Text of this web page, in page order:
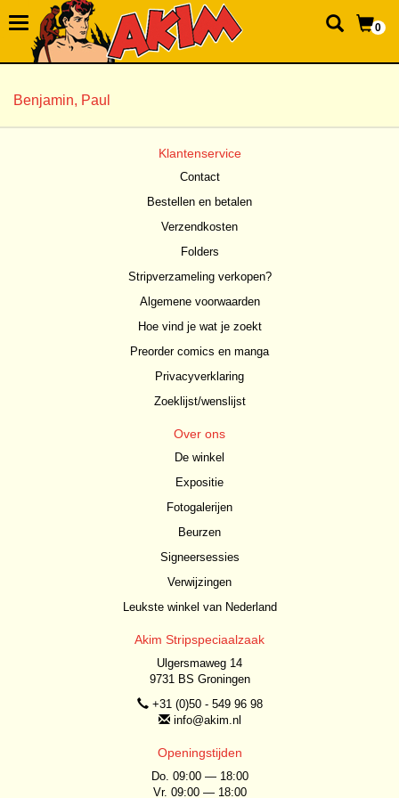
0
Benjamin, Paul
Klantenservice
Contact
Bestellen en betalen
Verzendkosten
Folders
Stripverzameling verkopen?
Algemene voorwaarden
Hoe vind je wat je zoekt
Preorder comics en manga
Privacyverklaring
Zoeklijst/wenslijst
Over ons
De winkel
Expositie
Fotogalerijen
Beurzen
Signeersessies
Verwijzingen
Leukste winkel van Nederland
Akim Stripspeciaalzaak
Ulgersmaweg 14
9731 BS Groningen
+31 (0)50 - 549 96 98
info@akim.nl
Openingstijden
Do. 09:00 — 18:00
Vr. 09:00 — 18:00